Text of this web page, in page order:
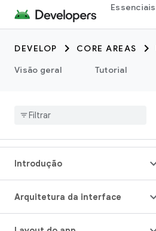
Essenciais
DEVELOP CORE AREAS
Visão geral
Tutorial
Introdução
Arquitetura da interface